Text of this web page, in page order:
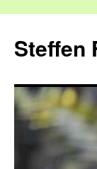
springen
Steffen